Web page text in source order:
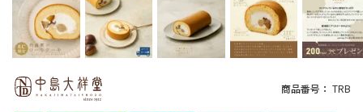
商品番号 TRB